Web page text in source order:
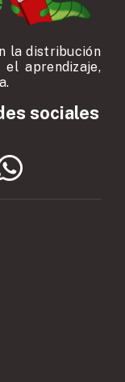
la distribución
aprendizaje,
sociales